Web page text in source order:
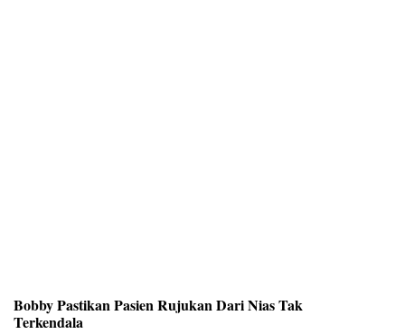
Bobby Pastikan Pasien Rujukan Dari Nias Tak
Terkendala